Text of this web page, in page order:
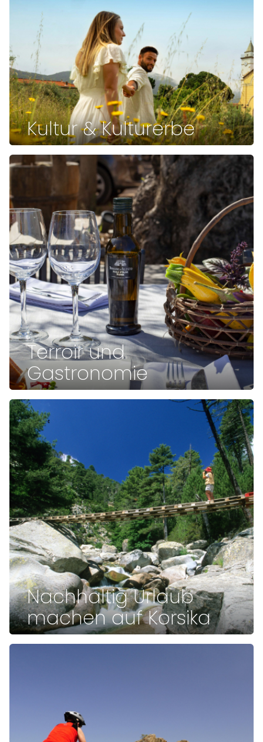
Kultur & Kulturerbe
Terroir und
Gastronomie
Nachhaltig Urlaub
machen auf Korsika